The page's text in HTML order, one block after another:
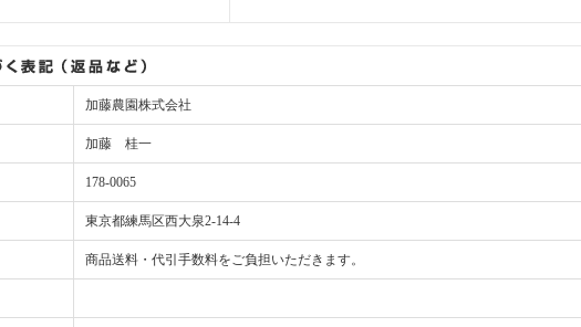
加藤農園株式会社
加藤 桂一
178-0065
東京都練馬区西大泉2‐14‐4
商品送料・代引手数料をご負担いただきます。